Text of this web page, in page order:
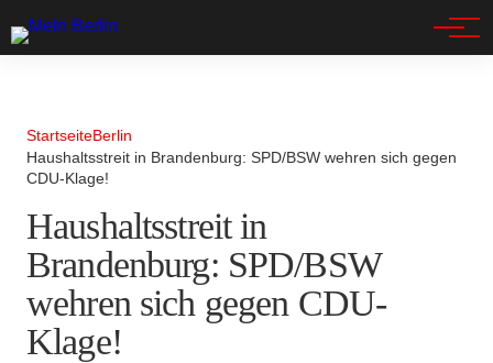
StartseiteBerlin
Haushaltsstreit in Brandenburg: SPD/BSW wehren sich gegen
CDU-Klage!
Haushaltsstreit in
Brandenburg: SPD/BSW
wehren sich gegen CDU-
Klage!